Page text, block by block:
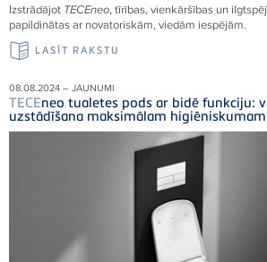
Izstrādājot TECEneo, tīrības, vienkāršības un
papildinātas ar novatoriskām, viedām iespējām.
LASĪT RAKSTU
08.08.2024 – JAUNUMI
TECEneo tualetes pods ar bidē funkciju:
uzstādīšana maksimālam higiēniskumam